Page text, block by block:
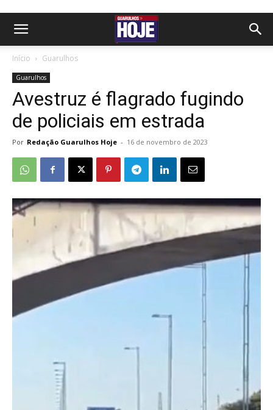
Início Guarulhos
Guarulhos
Avestruz é flagrado fugindo
de policiais em estrada
Por Redação Guarulhos Hoje - 16 de novembro de 2023